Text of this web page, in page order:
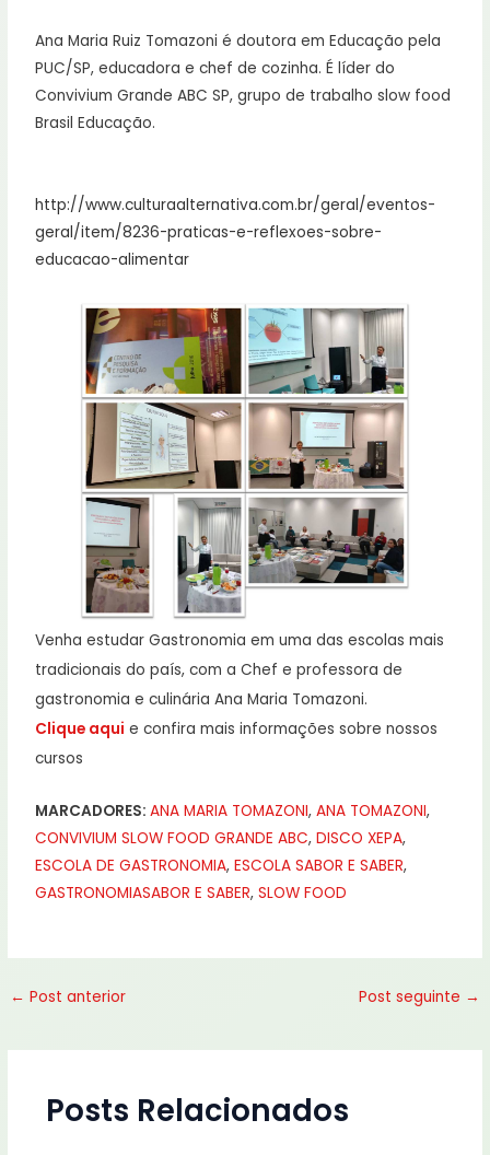
Ana Maria Ruiz Tomazoni é doutora em Educação pela
PUC/SP, educadora e chef de cozinha. É líder do
Convivium Grande ABC SP, grupo de trabalho slow food
Brasil Educação.
http://www.culturaalternativa.com.br/geral/eventos-
geral/item/8236-praticas-e-reflexoes-sobre-
educacao-alimentar
Venha estudar Gastronomia em uma das escolas mais
tradicionais do país, com a Chef e professora de
gastronomia e culinária Ana Maria Tomazoni.
Clique aqui e confira mais informações sobre nossos
cursos
MARCADORES:ANA MARIA TOMAZONI,ANA TOMAZONI,
CONVIVIUM SLOW FOOD GRANDE ABC,DISCO XEPA,
ESCOLA DE GASTRONOMIA,ESCOLA SABOR E SABER,
GASTRONOMIASABOR E SABER,SLOW FOOD
← Post anterior Post seguinte →
Posts Relacionados